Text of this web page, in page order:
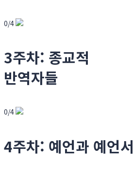
0/4
3주차: 종교적
반역자들
0/4
4주차: 예언과 예언서